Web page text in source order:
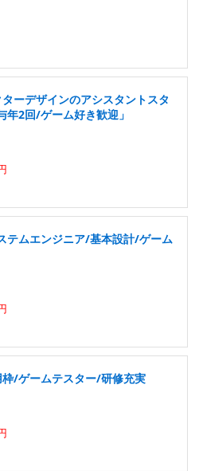
ーデザインのアシスタントスタ
2回/ゲーム好き歓迎」
テムエンジニア/基本設計/ゲーム
枠/ゲームテスター/研修充実